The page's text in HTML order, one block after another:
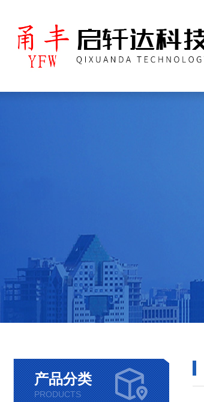
产品分类
PRODUCTS